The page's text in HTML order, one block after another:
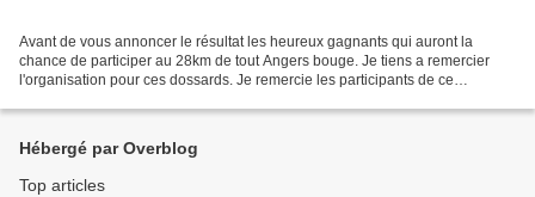
Avant de vous annoncer le résultat les heureux gagnants qui auront la
chance de participer au 28km de tout Angers bouge. Je tiens a remercier
l'organisation pour ces dossards. Je remercie les participants de ce
Hébergé par Overblog
Top articles